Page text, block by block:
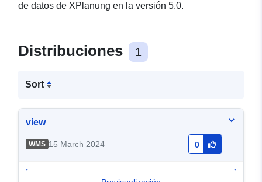
de datos de XPlanung en la versión 5.0.
Distribuciones 1
Sort
view
WMS 15 March 2024 0